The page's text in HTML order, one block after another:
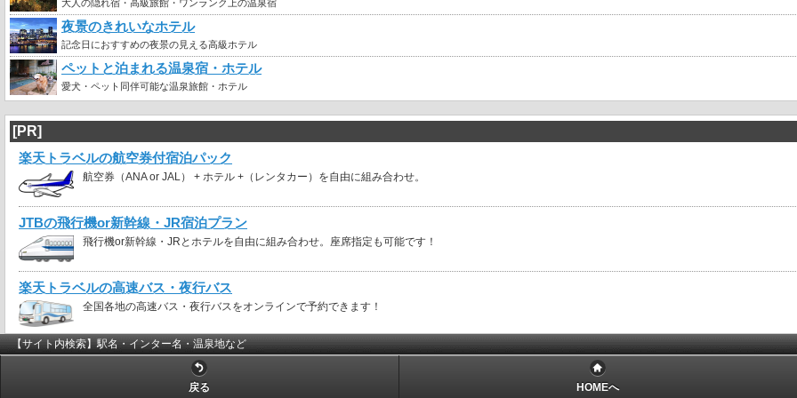
大人の隠れ宿・高級旅館・ワンランク上の温泉宿
夜景のきれいなホテル
記念日におすすめの夜景の見える高級ホテル
ペットと泊まれる温泉宿・ホテル
愛犬・ペット同伴可能な温泉旅館・ホテル
[PR]
楽天トラベルの航空券付宿泊パック
航空券（ANA or JAL） + ホテル +（レンタカー）を自由に組み合わせ。
JTBの飛行機or新幹線・JR宿泊プラン
飛行機or新幹線・JRとホテルを自由に組み合わせ。座席指定も可能です！
楽天トラベルの高速バス・夜行バス
全国各地の高速バス・夜行バスをオンラインで予約できます！
【サイト内検索】駅名・インター名・温泉地など
戻る HOMEへ